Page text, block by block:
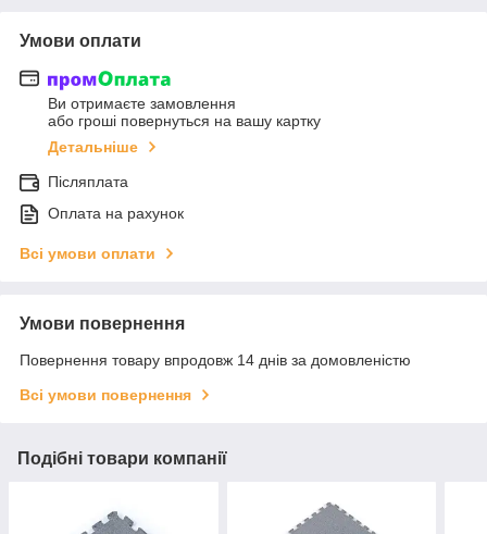
Умови оплати
Ви отримаєте замовлення
або гроші повернуться на вашу картку
Детальніше
Післяплата
Оплата на рахунок
Всі умови оплати
Умови повернення
Повернення товару впродовж 14 днів за домовленістю
Всі умови повернення
Подібні товари компанії